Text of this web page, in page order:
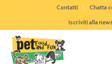
Contatti Chatta
Iscriviti alla